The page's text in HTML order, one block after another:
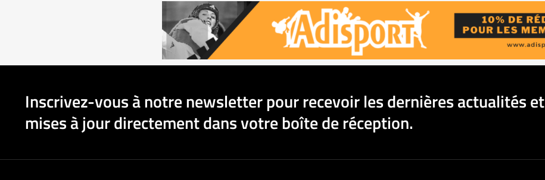
Inscrivez-vous à notre newsletter pour recevoir les dernières actualités et
mises à jour directement dans votre boîte de réception.